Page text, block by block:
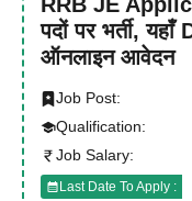
RRB JE
पदों पर भर्ती,
ऑनलाइन आवेदन
Job Post:
Qualification:
Job Salary:
Last Date To Apply :